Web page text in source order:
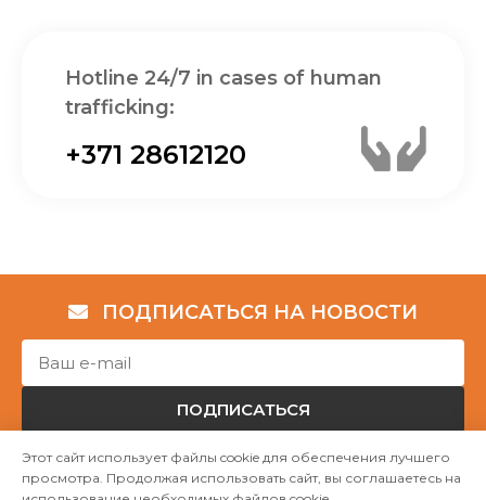
Hotline 24/7 in cases of human
trafficking:
+371 28612120
ПОДПИСАТЬСЯ НА НОВОСТИ
ПОДПИСАТЬСЯ
Авторские права © НГО „Убежище "Надёжный дом""
Этот сайт использует файлы cookie для обеспечения лучшего
просмотра. Продолжая использовать сайт, вы соглашаетесь на